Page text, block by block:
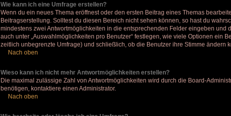
Wie kann ich eine Umfrage erstellen?
Wenn du ein neues Thema eröffnest oder den ersten Beitrag eines Themas
Beitragserstellung. Solltest du diesen Bereich nicht sehen können, so hast du
mindestens zwei Antwortmöglichkeiten in die entsprechenden Felder eingeben
auch unter „Auswahlmöglichkeiten pro Benutzer“ festlegen, wie viele Optionen ein
zeitlich unbegrenzte Umfrage) und schließlich, ob die Benutzer ihre Stimme ändern
Nach oben
Wieso kann ich nicht mehr Antwortmöglichkeiten erstellen?
Die maximal zulässige Zahl von Antwortmöglichkeiten wird durch die Board-
benötigen, kontaktiere einen Administrator.
Nach oben